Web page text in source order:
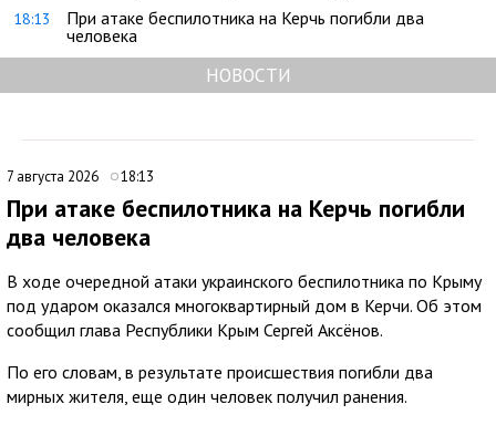
18:13
При атаке беспилотника на Керчь погибли два
человека
НОВОСТИ
7 августа 2026 18:13
При атаке беспилотника на Керчь погибли
два человека
В ходе очередной атаки украинского беспилотника по Крыму
под ударом оказался многоквартирный дом в Керчи. Об этом
сообщил глава Республики Крым Сергей Аксёнов.
По его словам, в результате происшествия погибли два
мирных жителя, еще один человек получил ранения.